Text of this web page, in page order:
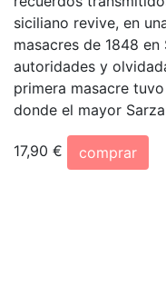
siciliano revive, en
masacres de 1848
autoridades y
primera masacre
donde el mayor
17,90 €
comprar